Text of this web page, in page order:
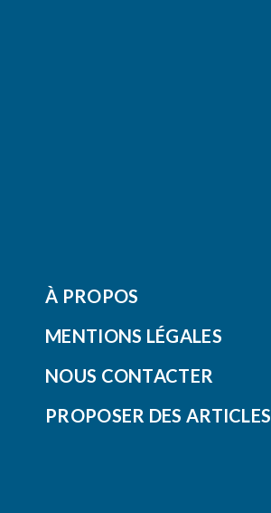
À PROPOS
MENTIONS LÉGALES
NOUS CONTACTER
PROPOSER DES ARTICLES